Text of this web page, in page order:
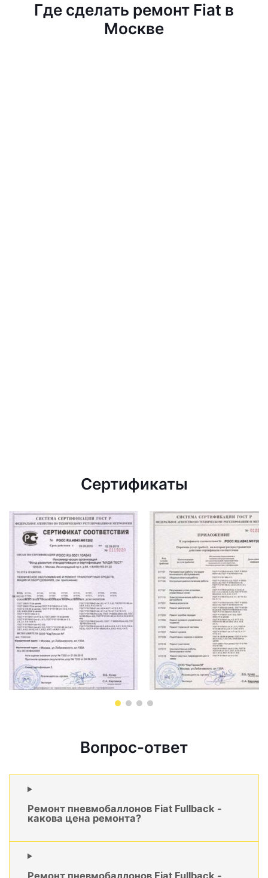
Где сделать ремонт Fiat в
Москве
Сертификаты
Вопрос-ответ
Ремонт пневмобаллонов Fiat Fullback -
какова цена ремонта?
Ремонт пневмобаллонов Fiat Fullback -